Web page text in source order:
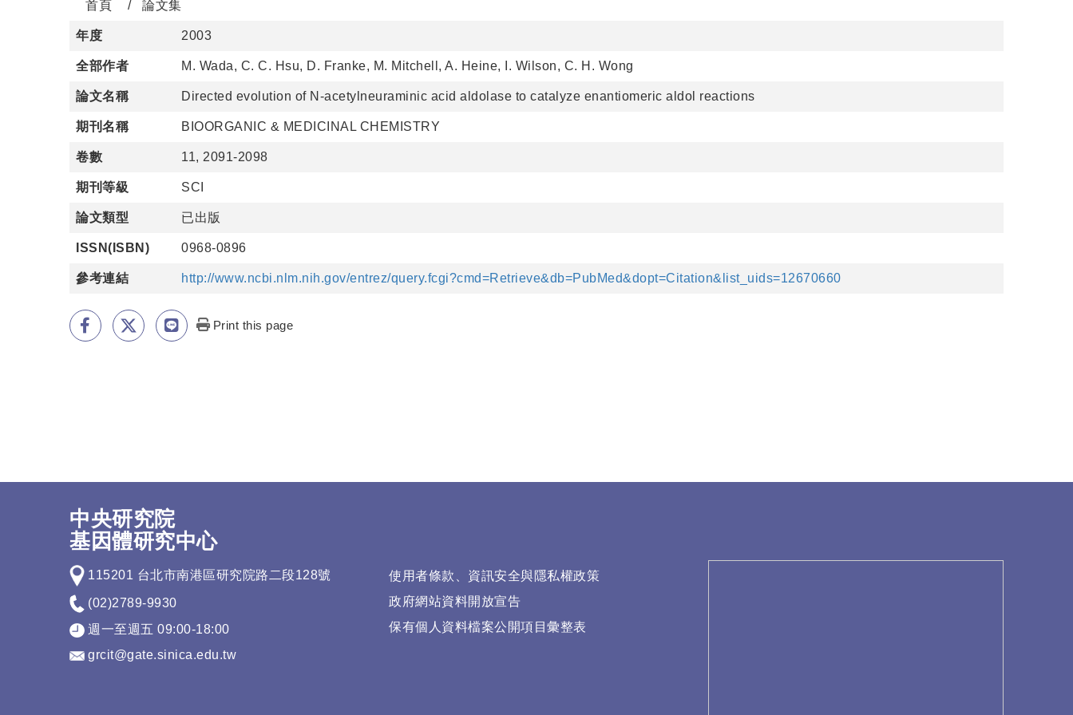
首頁 論文集
年度 2003
全部作者 M. Wada, C. C. Hsu, D. Franke, M. Mitchell, A. Heine, I. Wilson, C. H. Wong
論文名稱 Directed evolution of N-acetylneuraminic acid aldolase to catalyze enantiomeric aldol reactions
期刊名稱 BIOORGANIC & MEDICINAL CHEMISTRY
卷數 11, 2091-2098
期刊等級 SCI
論文類型 已出版
ISSN(ISBN) 0968-0896
參考連結 http://www.ncbi.nlm.nih.gov/entrez/query.fcgi?cmd=Retrieve&db=PubMed&dopt=Citation&list_uids=12670660
Print this page
中央研究院
基因體研究中心
115201 台北市南港區研究院路二段128號
(02)2789-9930
週一至週五 09:00-18:00
grcit@gate.sinica.edu.tw
使用者條款、資訊安全與隱私權政策
政府網站資料開放宣告
保有個人資料檔案公開項目彙整表